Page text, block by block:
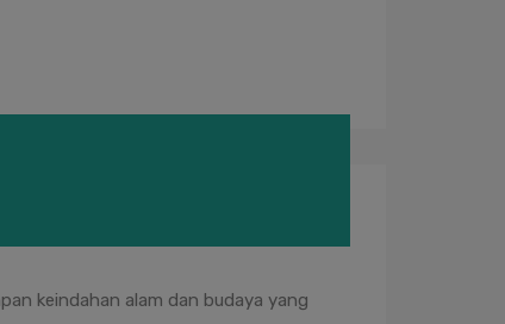
keindahan alam dan budaya yang